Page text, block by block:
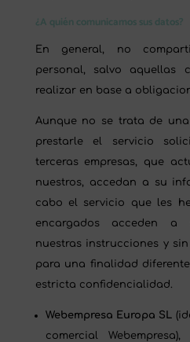
¿A quién comunicamos sus datos?
En general, no
personal, salvo aquellas
realizar en base a
Aunque no se trata de
prestarle el servicio
terceras empresas, que
nuestros, accedan a su
cabo el servicio que les
encargados acceden a
nuestras instrucciones y
para una finalidad
estricta confidencialidad.
Webempresa Europa SL
comercial